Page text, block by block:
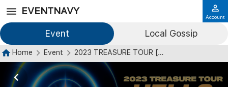
EVENTNAVY
Event Local Gossip
Account
Home Event 2023 TREASURE TOUR [HELLO] IN JAKARTA - Show Day 1 (March 18) (General Sales)